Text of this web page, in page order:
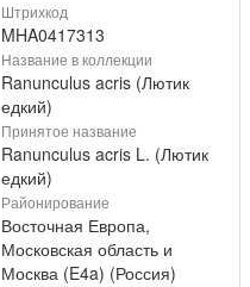
Штрихкод
MHA0417313
Название в коллекции
Ranunculus acris (Лютик
едкий)
Принятое название
Ranunculus acris L. (Лютик
едкий)
Районирование
Восточная Европа,
Московская область и
Москва (E4a) (Россия)